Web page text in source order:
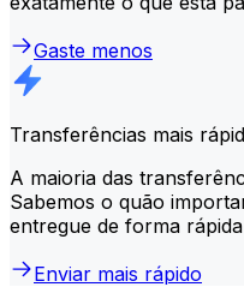
Gaste menos
Transferências mais
A maioria das
Sabemos o quão
entregue de forma
Enviar mais rápido